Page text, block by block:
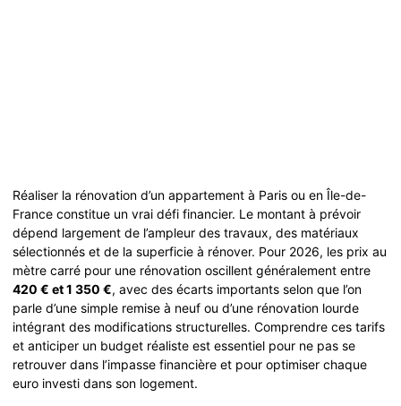
Réaliser la rénovation d’un appartement à Paris ou en Île-de-
France constitue un vrai défi financier. Le montant à prévoir
dépend largement de l’ampleur des travaux, des matériaux
sélectionnés et de la superficie à rénover. Pour 2026, les prix au
mètre carré pour une rénovation oscillent généralement entre
420 € et 1 350 €, avec des écarts importants selon que l’on
parle d’une simple remise à neuf ou d’une rénovation lourde
intégrant des modifications structurelles. Comprendre ces tarifs
et anticiper un budget réaliste est essentiel pour ne pas se
retrouver dans l’impasse financière et pour optimiser chaque
euro investi dans son logement.